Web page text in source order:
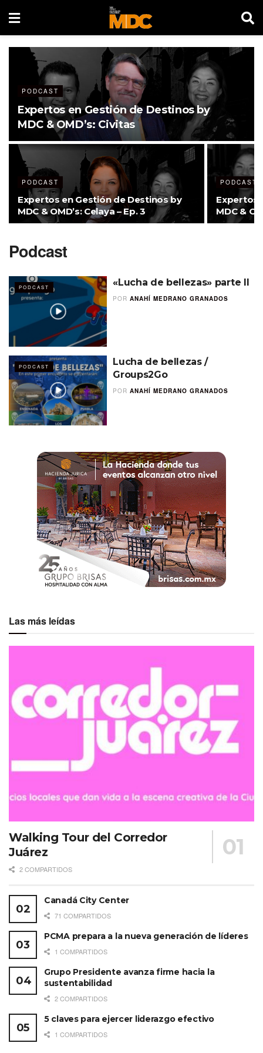
PODCAST
Expertos en Gestión de Destinos by
MDC & OMD’s: Civitas
PODCAST
Expertos en Gestión de Destinos by
MDC & OMD’s: Celaya – Ep. 3
PODCAST
Expertos
MDC &
Podcast
PODCAST «Lucha de bellezas» parte II
POR ANAHÍ MEDRANO GRANADOS
PODCAST
Lucha de bellezas /
Groups2Go
POR ANAHÍ MEDRANO GRANADOS
Las más leídas
Walking Tour del Corredor
Juárez
2 COMPARTIDOS
Canadá City Center
71 COMPARTIDOS
PCMA prepara a la nueva generación de líderes
1 COMPARTIDOS
Grupo Presidente avanza firme hacia la
sustentabilidad
2 COMPARTIDOS
5 claves para ejercer liderazgo efectivo
1 COMPARTIDOS